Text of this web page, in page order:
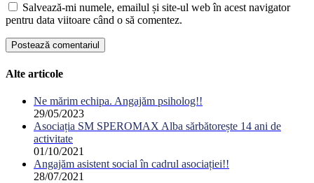
Salvează-mi numele, emailul și site-ul web în acest navigator
pentru data viitoare când o să comentez.
Alte articole
Ne mărim echipa. Angajăm psiholog!!
29/05/2023
Asociația SM SPEROMAX Alba sărbătorește 14 ani de
activitate
01/10/2021
Angajăm asistent social în cadrul asociației!!
28/07/2021